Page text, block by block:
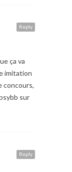
Reply
ça va
imitation
concours,
sur
Reply